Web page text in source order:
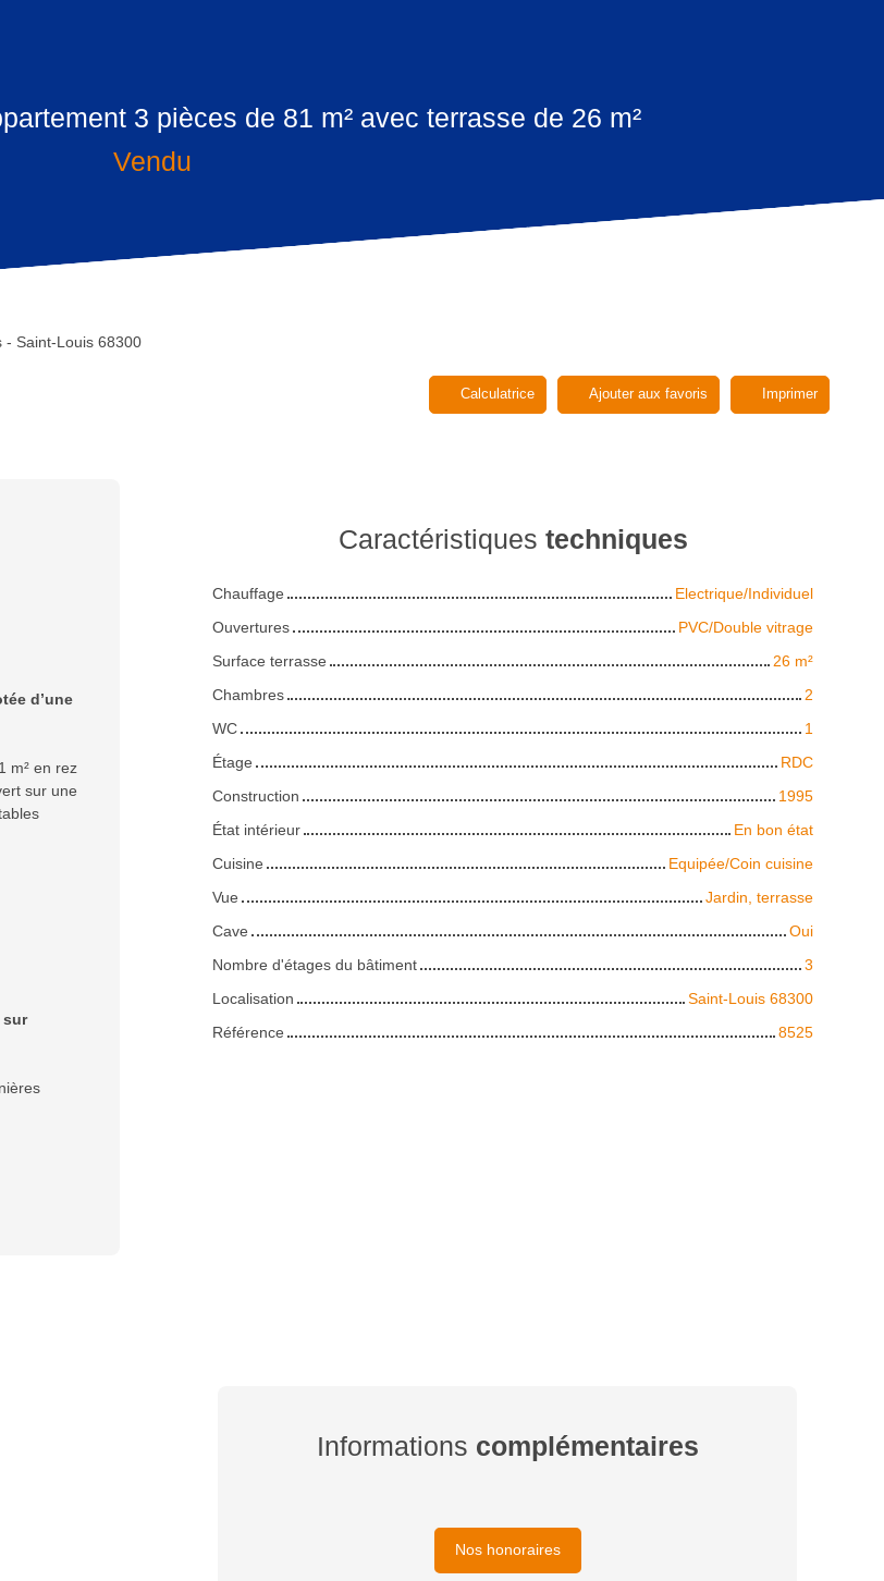
3 pièces de 81 m² avec terrasse de 26 m²
Vendu
- Saint-Louis 68300
Calculatrice Ajouter aux favoris Imprimer
d’une
m² en rez
sur une
sur
Caractéristiques techniques
Chauffage
Electrique/Individuel
Ouvertures
PVC/Double vitrage
Surface terrasse
26 m²
Chambres
2
WC
1
Étage
RDC
Construction
1995
État intérieur
En bon état
Cuisine
Equipée/Coin cuisine
Vue
Jardin, terrasse
Cave
Oui
Nombre d'étages du bâtiment
3
Localisation
Saint-Louis 68300
Référence
8525
Informations complémentaires
Nos honoraires